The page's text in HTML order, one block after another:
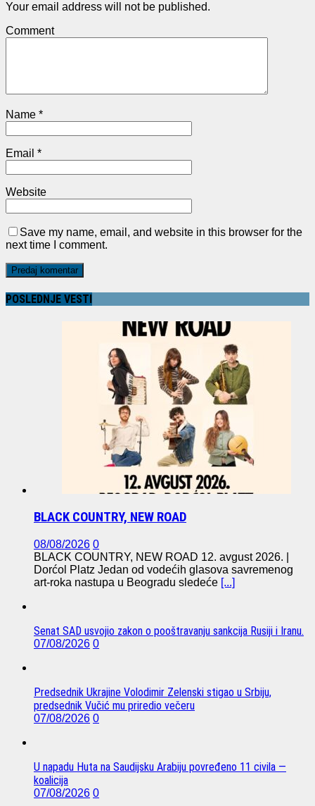
Your email address will not be published.
Comment
Name *
Email *
Website
Save my name, email, and website in this browser for the
next time I comment.
POSLEDNJE VESTI
BLACK COUNTRY, NEW ROAD
08/08/2026 0
BLACK COUNTRY, NEW ROAD 12. avgust 2026. |
Dorćol Platz Jedan od vodećih glasova savremenog
art-roka nastupa u Beogradu sledeće [...]
Senat SAD usvojio zakon o pooštravanju sankcija Rusiji i Iranu.
07/08/2026 0
Predsednik Ukrajine Volodimir Zelenski stigao u Srbiju,
predsednik Vučić mu priredio večeru
07/08/2026 0
U napadu Huta na Saudijsku Arabiju povređeno 11 civila —
koalicija
07/08/2026 0